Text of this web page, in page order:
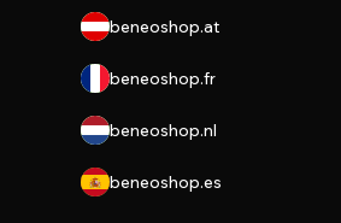
beneoshop.at
beneoshop.fr
beneoshop.nl
beneoshop.es